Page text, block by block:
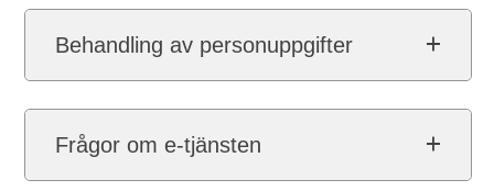
Behandling av personuppgifter
Frågor om e-tjänsten